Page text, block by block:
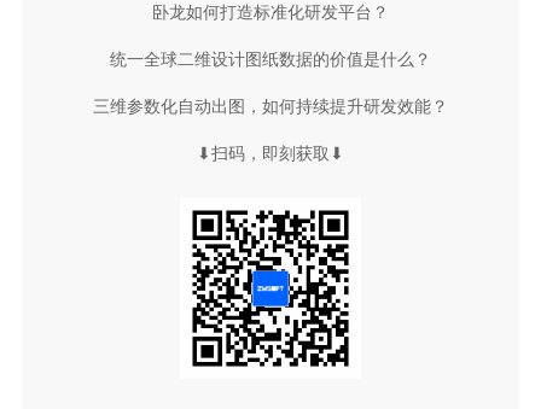
卧龙如何打造标准化研发平台？
统一全球二维设计图纸数据的价值是什么？
三维参数化自动出图，如何持续提升研发效能？
⬇扫码，即刻获取⬇